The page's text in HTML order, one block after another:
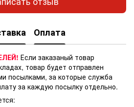
Оплата
Если заказаный товар
товар будет отправлен
посылками, за которые служба
за каждую посылку отдельно.